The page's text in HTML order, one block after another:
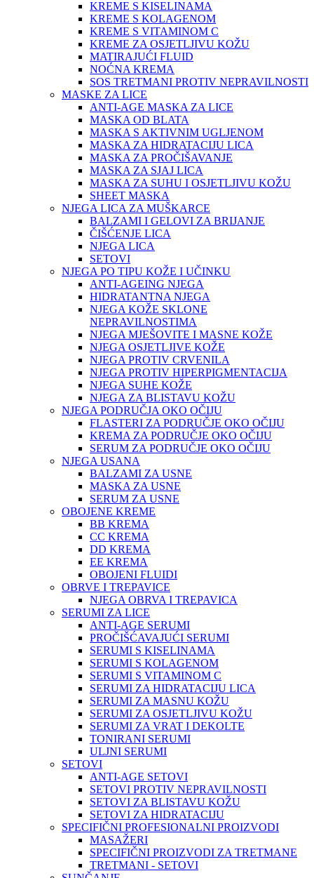
KREME S KISELINAMA
KREME S KOLAGENOM
KREME S VITAMINOM C
KREME ZA OSJETLJIVU KOŽU
MATIRAJUĆI FLUID
NOĆNA KREMA
SOS TRETMANI PROTIV NEPRAVILNOSTI
MASKE ZA LICE
ANTI-AGE MASKA ZA LICE
MASKA OD BLATA
MASKA S AKTIVNIM UGLJENOM
MASKA ZA HIDRATACIJU LICA
MASKA ZA PROČIŠAVANJE
MASKA ZA SJAJ LICA
MASKA ZA SUHU I OSJETLJIVU KOŽU
SHEET MASKA
NJEGA LICA ZA MUŠKARCE
BALZAMI I GELOVI ZA BRIJANJE
ČIŠĆENJE LICA
NJEGA LICA
SETOVI
NJEGA PO TIPU KOŽE I UČINKU
ANTI-AGEING NJEGA
HIDRATANTNA NJEGA
NJEGA KOŽE SKLONE
NEPRAVILNOSTIMA
NJEGA MJEŠOVITE I MASNE KOŽE
NJEGA OSJETLJIVE KOŽE
NJEGA PROTIV CRVENILA
NJEGA PROTIV HIPERPIGMENTACIJA
NJEGA SUHE KOŽE
NJEGA ZA BLISTAVU KOŽU
NJEGA PODRUČJA OKO OČIJU
FLASTERI ZA PODRUČJE OKO OČIJU
KREMA ZA PODRUČJE OKO OČIJU
SERUM ZA PODRUČJE OKO OČIJU
NJEGA USANA
BALZAMI ZA USNE
MASKA ZA USNE
SERUM ZA USNE
OBOJENE KREME
BB KREMA
CC KREMA
DD KREMA
EE KREMA
OBOJENI FLUIDI
OBRVE I TREPAVICE
NJEGA OBRVA I TREPAVICA
SERUMI ZA LICE
ANTI-AGE SERUMI
PROČIŠĆAVAJUĆI SERUMI
SERUMI S KISELINAMA
SERUMI S KOLAGENOM
SERUMI S VITAMINOM C
SERUMI ZA HIDRATACIJU LICA
SERUMI ZA MASNU KOŽU
SERUMI ZA OSJETLJIVU KOŽU
SERUMI ZA VRAT I DEKOLTE
TONIRANI SERUMI
ULJNI SERUMI
SETOVI
ANTI-AGE SETOVI
SETOVI PROTIV NEPRAVILNOSTI
SETOVI ZA BLISTAVU KOŽU
SETOVI ZA HIDRATACIJU
SPECIFIČNI PROFESIONALNI PROIZVODI
MASAŽERI
SPECIFIČNI PROIZVODI ZA TRETMANE
TRETMANI - SETOVI